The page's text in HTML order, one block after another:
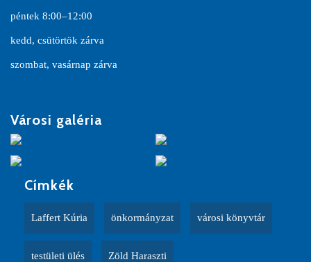
péntek 8:00–12:00
kedd, csütörtök zárva
szombat, vasárnap zárva
Városi galéria
Címkék
Laffert Kúria önkormányzat városi könyvtár
testületi ülés Zöld Haraszti